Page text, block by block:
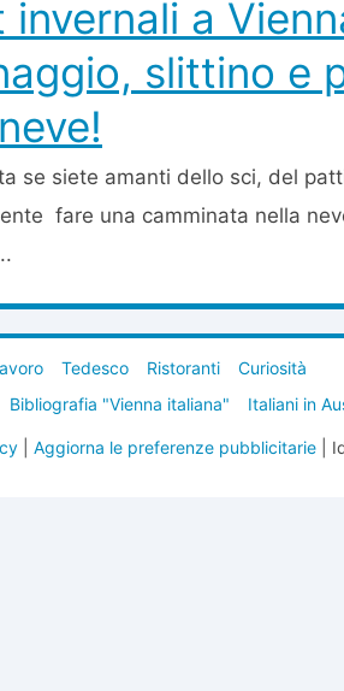
invernali a
slittino e
se siete amanti dello sci, del
fare una camminata nella
Tedesco Ristoranti
Curiosità
Bibliografia "Vienna italiana" Italiani in
| Aggiorna le preferenze pubblicitarie|